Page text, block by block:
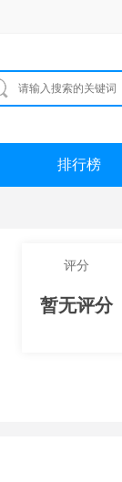
排行榜
评分
暂无评分